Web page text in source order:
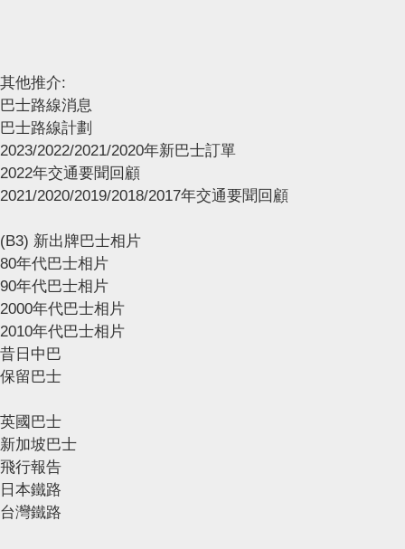
其他推介:
巴士路線消息
巴士路線計劃
2023/2022/2021/2020年新巴士訂單
2022年交通要聞回顧
2021/2020/2019/2018/2017年交通要聞回顧
(B3) 新出牌巴士相片
80年代巴士相片
90年代巴士相片
2000年代巴士相片
2010年代巴士相片
昔日中巴
保留巴士
英國巴士
新加坡巴士
飛行報告
日本鐵路
台灣鐵路